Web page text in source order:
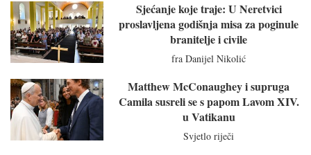
Sjećanje koje traje: U Neretvici
proslavljena godišnja misa za poginule
branitelje i civile
fra Danijel Nikolić
Matthew McConaughey i supruga
Camila susreli se s papom Lavom XIV.
u Vatikanu
Svjetlo riječi